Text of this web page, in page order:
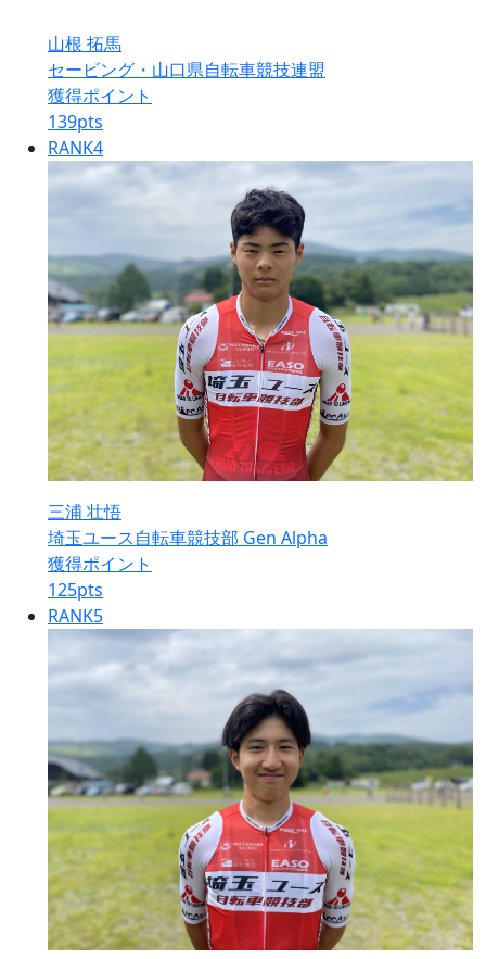
山根 拓馬
セービング・山口県自転車競技連盟
獲得ポイント
139pts
RANK4
三浦 壮悟
埼玉ユース自転車競技部 Gen Alpha
獲得ポイント
125pts
RANK5